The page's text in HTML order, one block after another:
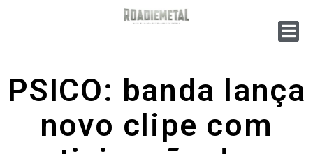
PSICO: banda lança
novo clipe com